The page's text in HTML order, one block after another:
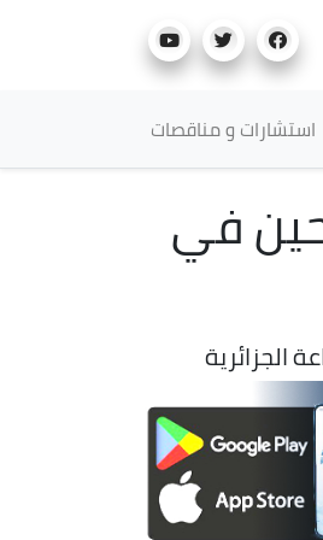
استشارات و مناقصات
في
الجزائرية